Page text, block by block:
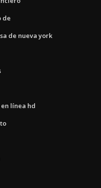
de
de nueva york
línea hd